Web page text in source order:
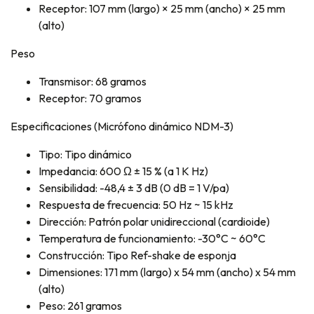
Receptor: 107 mm (largo) × 25 mm (ancho) × 25 mm
(alto)
Peso
Transmisor: 68 gramos
Receptor: 70 gramos
Especificaciones (Micrófono dinámico NDM-3)
Tipo: Tipo dinámico
Impedancia: 600 Ω ± 15 % (a 1 K Hz)
Sensibilidad: -48,4 ± 3 dB (0 dB = 1 V/pa)
Respuesta de frecuencia: 50 Hz ~ 15 kHz
Dirección: Patrón polar unidireccional (cardioide)
Temperatura de funcionamiento: -30°C ~ 60°C
Construcción: Tipo Ref-shake de esponja
Dimensiones: 171 mm (largo) x 54 mm (ancho) x 54 mm
(alto)
Peso: 261 gramos